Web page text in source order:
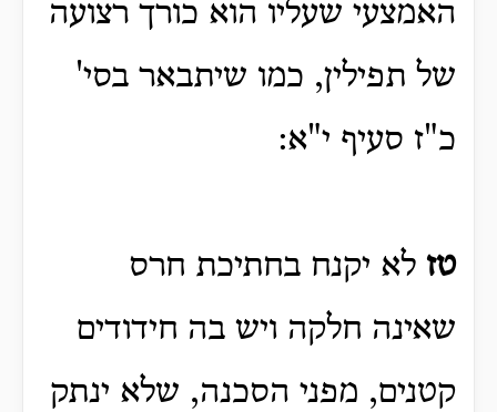
האמצעי שעליו הוא כורך רצועה
של תפילין, כמו שיתבאר בסי'
כ"ז סעיף י"א:
טז לא יקנח בחתיכת חרס
שאינה חלקה ויש בה חידודים
קטנים, מפני הסכנה, שלא ינתק